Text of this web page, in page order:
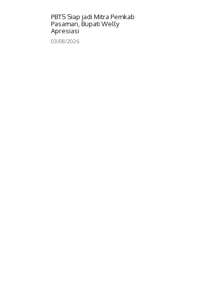
PBTS Siap jadi Mitra Pemkab
Pasaman, Bupati Welly
Apresiasi
03/08/2026